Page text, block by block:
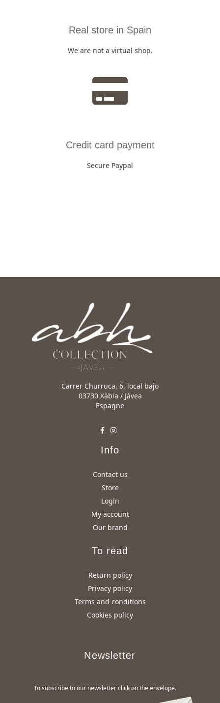
Real store in Spain
We are not a virtual shop.
Credit card payment
Secure Paypal
Carrer Churruca, 6, local bajo
03730 Xàbia / Jávea
Espagne
Info
Contact us
Store
Login
My account
Our brand
To read
Return policy
Privacy policy
Terms and conditions
Cookies policy
Newsletter
To subscribe to our newsletter click on the envelope.